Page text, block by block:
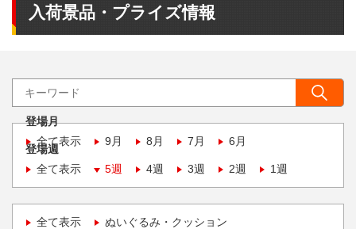
入荷景品・プライズ情報
登場月
全て表示
9月 8月 7月 6月
登場週
全て表示
5週 4週 3週 2週 1週
全て表示 ぬいぐるみ・クッション